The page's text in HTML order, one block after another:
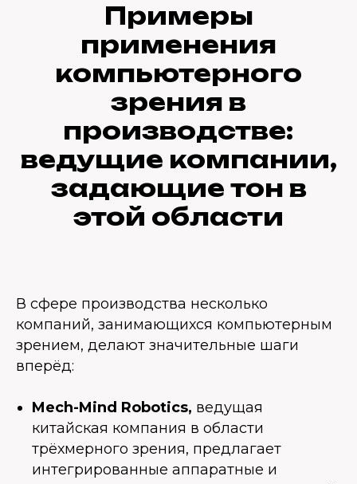
Примеры
применения
компьютерного
зрения в
производстве:
ведущие компании,
задающие тон в
этой области
В сфере производства несколько
компаний, занимающихся компьютерным
зрением, делают значительные шаги
вперёд:
Mech-Mind Robotics, ведущая
китайская компания в области
трёхмерного зрения, предлагает
интегрированные аппаратные и